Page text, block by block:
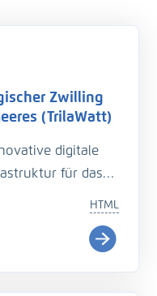
Zwilling
(TrilaWatt)
digitale
für das
Daten zu
und
HTML